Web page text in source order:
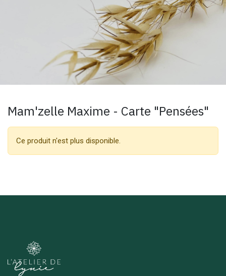
Mam'zelle Maxime - Carte "Pensées"
Ce produit n'est plus disponible.